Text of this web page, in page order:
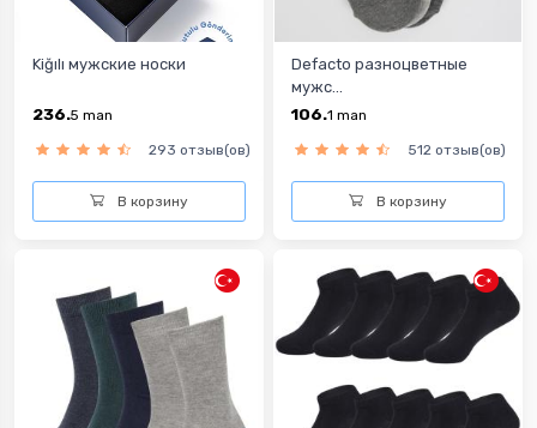
Kiğılı мужские носки
236.5 man
293 отзыв(ов)
В корзину
Defacto разноцветныe
мужс...
106.1 man
512 отзыв(ов)
В корзину